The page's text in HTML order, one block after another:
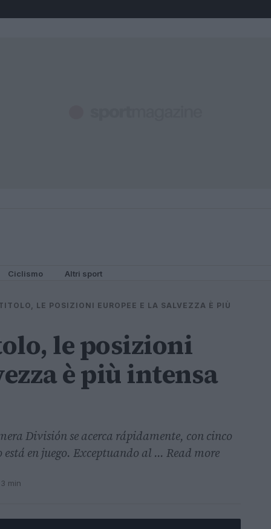
Ciclismo Altri sport
LE POSIZIONI EUROPEE E LA SALVEZZA È PIÙ
le posizioni
è più intensa
División se acerca rápidamente, con cinco
en juego. Exceptuando al ... Read more
3 min